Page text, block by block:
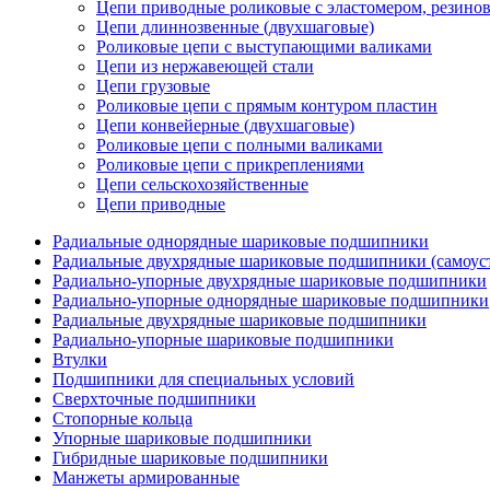
Цепи приводные роликовые с эластомером,
Цепи длиннозвенные (двухшаговые)
Роликовые цепи с выступающими валиками
Цепи из нержавеющей стали
Цепи грузовые
Роликовые цепи с прямым контуром пластин
Цепи конвейерные (двухшаговые)
Роликовые цепи с полными валиками
Роликовые цепи с прикреплениями
Цепи сельскохозяйственные
Цепи приводные
Радиальные однорядные шариковые подшипники
Радиальные двухрядные шариковые подшипники
Радиально-упорные двухрядные шариковые подшипники
Радиально-упорные однорядные шариковые подшипники
Радиальные двухрядные шариковые подшипники
Радиально-упорные шариковые подшипники
Втулки
Подшипники для специальных условий
Сверхточные подшипники
Стопорные кольца
Упорные шариковые подшипники
Гибридные шариковые подшипники
Манжеты армированные